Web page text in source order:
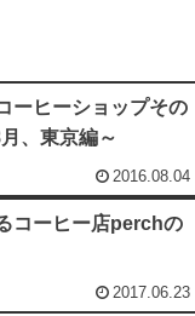
ーヒーショップその
、東京編～
2016.08.04
コーヒー店perchの
2017.06.23